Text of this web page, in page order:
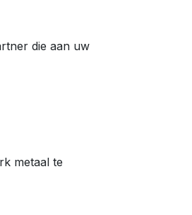
die aan uw
metaal te